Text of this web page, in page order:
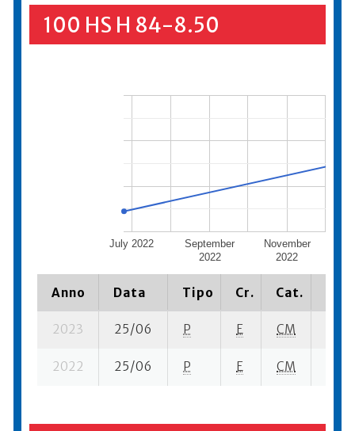
100 HS H 84-8.50
July 2022
September
2022
November
2022
Anno Data Tipo Cr. Cat.
2023 25/06 P E CM
2022 25/06 P E CM